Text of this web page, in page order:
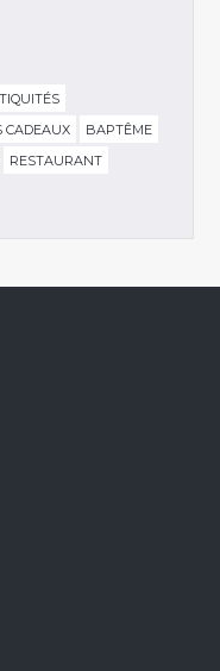
CADEAUX
BAPTÊME
RESTAURANT